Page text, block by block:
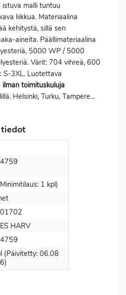
malli tuntuu
liikkua. Materiaalina
kehitystä, sillä sen
aineita. Päällimateriaalina
5000 WP / 5000
Värit: 704 vihreä, 600
S-3XL. Luotettava
ilman toimituskuluja
Helsinki, Turku, Tampere...
tiedot
1 kpl)
HARV
(Päivitetty: 06.08